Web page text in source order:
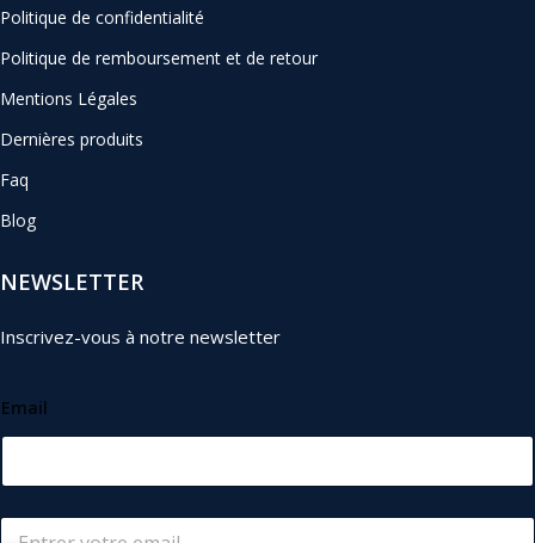
Politique de confidentialité
Politique de remboursement et de retour
Mentions Légales
Dernières produits
Faq
Blog
NEWSLETTER
Inscrivez-vous à notre newsletter
Email